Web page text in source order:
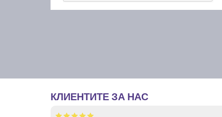
КЛИЕНТИТЕ ЗА НАС